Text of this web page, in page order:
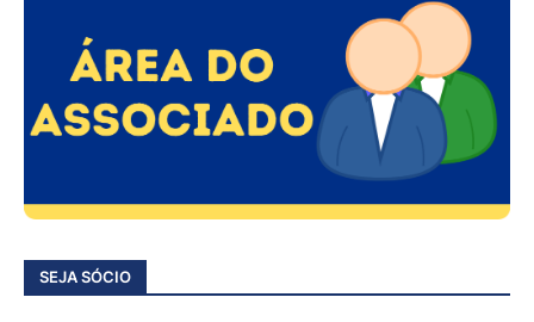
SEJA SÓCIO